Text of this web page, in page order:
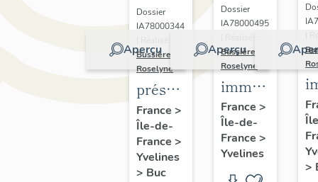
Aperçu
Dossier
IA78000344
Bussière
Roselyne
présentation
de la
commune
de Buc
France >
Île-de-
France >
Yvelines
> Buc
Aperçu
Dossier
IA78000495
Bussière
Roselyne
immeubles,
maisons,
fermes
France >
Île-de-
France >
Yvelines
>